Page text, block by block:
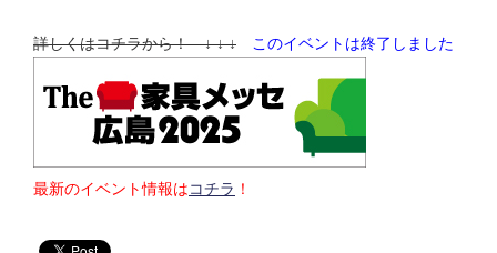
詳しくはコチラから！ ↓ ↓ ↓ このイベントは終了しました
最新のイベント情報はコチラ ！